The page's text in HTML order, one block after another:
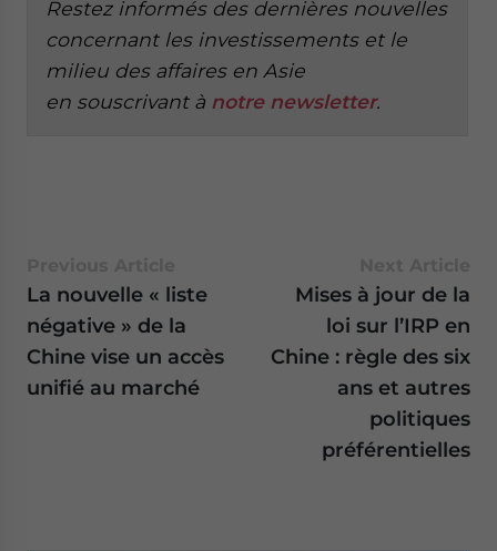
Restez informés des dernières nouvelles
concernant les investissements et le
milieu des affaires en Asie
en souscrivant à notre newsletter.
La nouvelle « liste
négative » de la
Chine vise un accès
unifié au marché
Mises à jour de la
loi sur l’IRP en
Chine : règle des six
ans et autres
politiques
préférentielles